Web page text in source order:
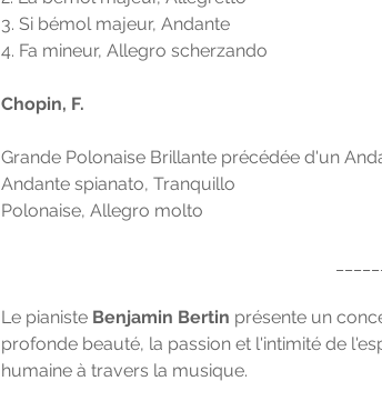
3. Si bémol majeur, Andante
4. Fa mineur, Allegro scherzando
Chopin, F.
Grande Polonaise Brillante précédée d'un
Andante spianato, Tranquillo
Polonaise, Allegro molto
Le pianiste Benjamin Bertin présente un
profonde beauté, la passion et l'intimité de
humaine à travers la musique.